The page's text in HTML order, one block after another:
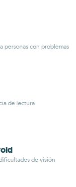
personas con problemas
de lectura
de visión